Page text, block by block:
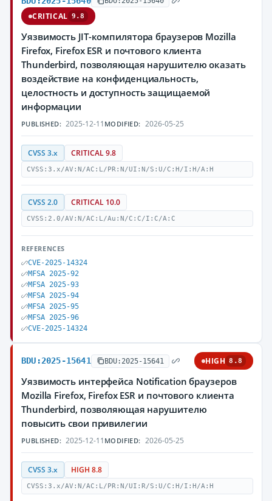
CRITICAL 9.8
Уязвимость JIT-компилятора браузеров Mozilla
Firefox, Firefox ESR и почтового клиента
Thunderbird, позволяющая нарушителю оказать
воздействие на конфиденциальность,
целостность и доступность защищаемой
информации
PUBLISHED: 2025-12-11 MODIFIED: 2026-05-25
CVSS 3.x CRITICAL 9.8
CVSS:3.x/AV:N/AC:L/PR:N/UI:N/S:U/C:H/I:H/A:H
CVSS 2.0 CRITICAL 10.0
CVSS:2.0/AV:N/AC:L/Au:N/C:C/I:C/A:C
REFERENCES
CVE-2025-14324
MFSA 2025-92
MFSA 2025-93
MFSA 2025-94
MFSA 2025-95
MFSA 2025-96
CVE-2025-14324
BDU:2025-15641 BDU:2025-15641 HIGH 8.8
Уязвимость интерфейса Notification браузеров
Mozilla Firefox, Firefox ESR и почтового клиента
Thunderbird, позволяющая нарушителю
повысить свои привилегии
PUBLISHED: 2025-12-11 MODIFIED: 2026-05-25
CVSS 3.x HIGH 8.8
CVSS:3.x/AV:N/AC:L/PR:N/UI:R/S:U/C:H/I:H/A:H